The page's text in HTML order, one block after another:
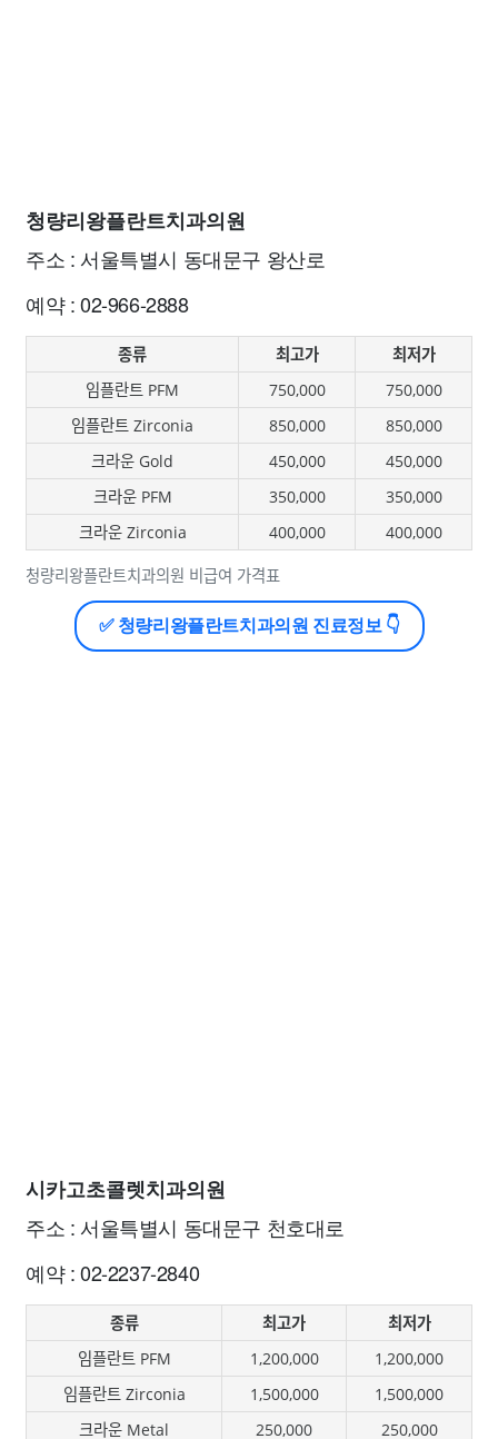
청량리왕플란트치과의원
주소 : 서울특별시 동대문구 왕산로
예약 : 02-966-2888
청량리왕플란트치과의원 비급여 가격표
종류 최고가
최저가
임플란트 PFM
750,000
750,000
임플란트 Zirconia
850,000
850,000
크라운 Gold
450,000
450,000
크라운 PFM
350,000
350,000
크라운 Zirconia
400,000 400,000
✅ 청량리왕플란트치과의원 진료정보 👇
시카고초콜렛치과의원
주소 : 서울특별시 동대문구 천호대로
예약 : 02-2237-2840
종류 최고가
최저가
임플란트 PFM
1,200,000
1,200,000
임플란트 Zirconia
1,500,000
1,500,000
크라운 Metal
250,000 250,000